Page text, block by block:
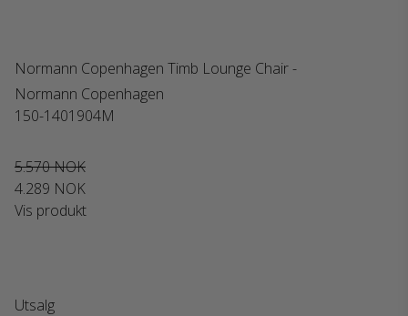
Normann Copenhagen Timb Lounge Chair -
Normann Copenhagen
150-1401904M
5.570 NOK
4.289 NOK
Vis produkt
Utsalg